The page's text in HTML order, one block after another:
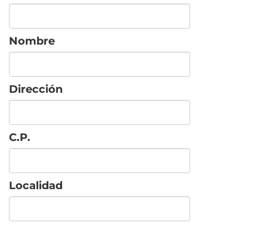
Nombre
Dirección
C.P.
Localidad